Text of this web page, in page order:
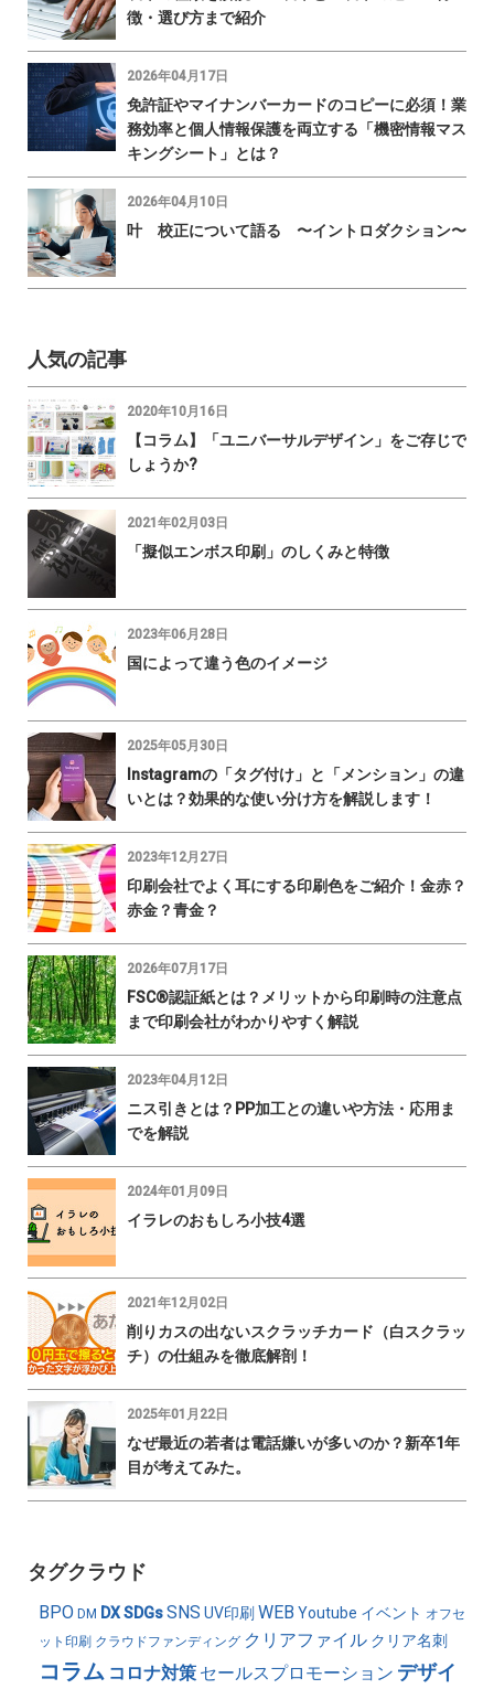
徴・選び方まで紹介
2026年04月17日
免許証やマイナンバーカードのコピーに必須！業
務効率と個人情報保護を両立する「機密情報マス
キングシート」とは？
2026年04月10日
叶 校正について語る 〜イントロダクション〜
人気の記事
2020年10月16日
【コラム】「ユニバーサルデザイン」をご存じで
しょうか?
2021年02月03日
「擬似エンボス印刷」のしくみと特徴
2023年06月28日
国によって違う色のイメージ
2025年05月30日
Instagramの「タグ付け」と「メンション」の違
いとは？効果的な使い分け方を解説します！
2023年12月27日
印刷会社でよく耳にする印刷色をご紹介！金赤？
赤金？青金？
2026年07月17日
FSC®認証紙とは？メリットから印刷時の注意点
まで印刷会社がわかりやすく解説
2023年04月12日
ニス引きとは？PP加工との違いや方法・応用ま
でを解説
2024年01月09日
イラレのおもしろ小技4選
2021年12月02日
削りカスの出ないスクラッチカード（白スクラッ
チ）の仕組みを徹底解剖！
2025年01月22日
なぜ最近の若者は電話嫌いが多いのか？新卒1年
目が考えてみた。
タグクラウド
BPO DM DXSDGsSNS UV印刷 WEB Youtube イベント オフセ
ット印刷 クラウドファンディング クリアファイル クリア名刺
コラム コロナ対策 セールスプロモーション デザイ